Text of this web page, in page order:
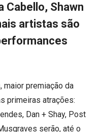
Cabello, Shawn
artistas são
maior premiação da
primeiras atrações:
Dan + Shay, Post
serão, até o